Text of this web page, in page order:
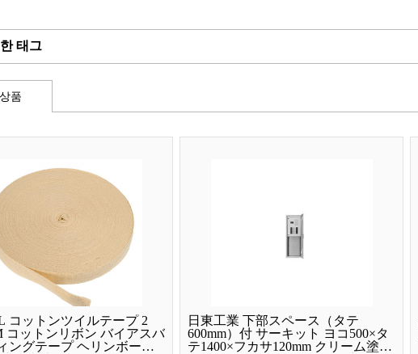
태그
품
コットンツイルテープ 2
コットンリボン バイアスバ
ングテープ ヘリンボーン
日東工業 下部スペース（タテ
600mm）付 サーキット ヨコ500×タ
テ1400×フカサ120mm クリーム塗装